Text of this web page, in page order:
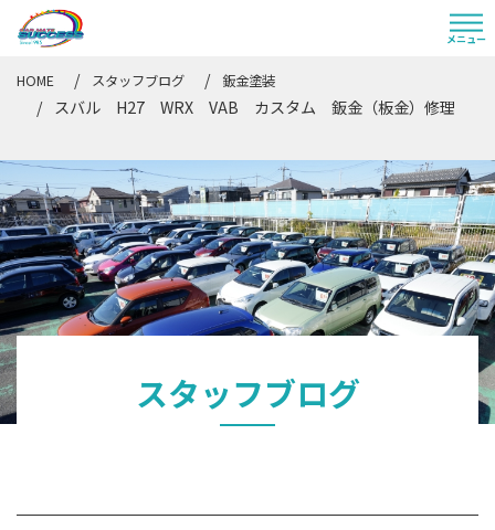
HOME スタッフブログ 鈑金塗装
スバル H27 WRX VAB カスタム 鈑金（板金）修理
スタッフブログ